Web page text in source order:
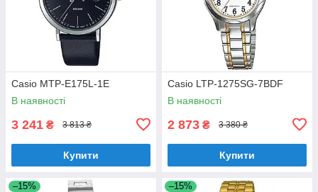
Casio MTP-E175L-1E
В наявності
3 241 ₴ 3 813 ₴
Купити
Casio LTP-1275SG-7BDF
В наявності
2 873 ₴ 3 380 ₴
Купити
–15% –15%